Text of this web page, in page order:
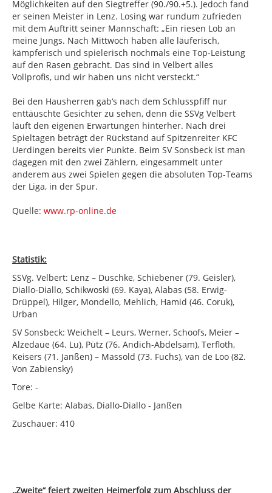
Möglichkeiten auf den Siegtreffer (90./90.+5.). Jedoch fand
er seinen Meister in Lenz. Losing war rundum zufrieden
mit dem Auftritt seiner Mannschaft: „Ein riesen Lob an
meine Jungs. Nach Mittwoch haben alle läuferisch,
kämpferisch und spielerisch nochmals eine Top-Leistung
auf den Rasen gebracht. Das sind in Velbert alles
Vollprofis, und wir haben uns nicht versteckt.“
Bei den Hausherren gab‘s nach dem Schlusspfiff nur
enttäuschte Gesichter zu sehen, denn die SSVg Velbert
läuft den eigenen Erwartungen hinterher. Nach drei
Spieltagen beträgt der Rückstand auf Spitzenreiter KFC
Uerdingen bereits vier Punkte. Beim SV Sonsbeck ist man
dagegen mit den zwei Zählern, eingesammelt unter
anderem aus zwei Spielen gegen die absoluten Top-Teams
der Liga, in der Spur.
Quelle: www.rp-online.de
Statistik:
SSVg. Velbert: Lenz – Duschke, Schiebener (79. Geisler),
Diallo-Diallo, Schikwoski (69. Kaya), Alabas (58. Erwig-
Drüppel), Hilger, Mondello, Mehlich, Hamid (46. Coruk),
Urban
SV Sonsbeck: Weichelt – Leurs, Werner, Schoofs, Meier –
Alzedaue (64. Lu), Pütz (76. Andich-Abdelsam), Terfloth,
Keisers (71. Janßen) – Massold (73. Fuchs), van de Loo (82.
Von Zabiensky)
Tore: -
Gelbe Karte: Alabas, Diallo-Diallo - Janßen
Zuschauer: 410
,,Zweite“ feiert zweiten Heimerfolg zum Abschluss der